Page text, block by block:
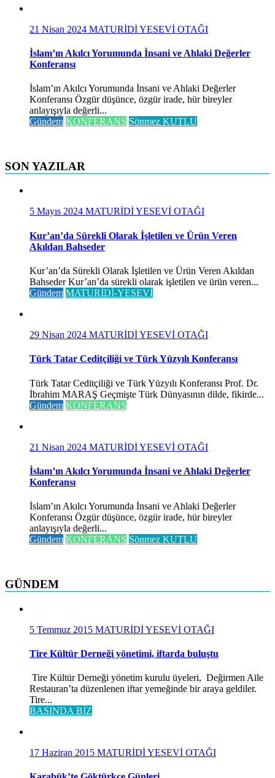
21 Nisan 2024 MATURİDİ YESEVİ OTAĞI
İslam’ın Akılcı Yorumunda İnsani ve Ahlaki Değerler
Konferansı
İslam’ın Akılcı Yorumunda İnsani ve Ahlaki Değerler
Konferansı Özgür düşünce, özgür irade, hür bireyler
anlayışıyla değerli...
Gündem KONFERANS Sönmez KUTLU
SON YAZILAR
5 Mayıs 2024 MATURİDİ YESEVİ OTAĞI
Kur’an’da Sürekli Olarak İşletilen ve Ürün Veren
Akıldan Bahseder
Kur’an’da Sürekli Olarak İşletilen ve Ürün Veren Akıldan
Bahseder Kur’an’da sürekli olarak işletilen ve ürün veren...
Gündem MATURİDİ-YESEVİ
29 Nisan 2024 MATURİDİ YESEVİ OTAĞI
Türk Tatar Ceditçiliği ve Türk Yüzyılı Konferansı
Türk Tatar Ceditçiliği ve Türk Yüzyılı Konferansı Prof. Dr.
İbrahim MARAŞ Geçmişte Türk Dünyasının dilde, fikirde...
Gündem KONFERANS
21 Nisan 2024 MATURİDİ YESEVİ OTAĞI
İslam’ın Akılcı Yorumunda İnsani ve Ahlaki Değerler
Konferansı
İslam’ın Akılcı Yorumunda İnsani ve Ahlaki Değerler
Konferansı Özgür düşünce, özgür irade, hür bireyler
anlayışıyla değerli...
Gündem KONFERANS Sönmez KUTLU
GÜNDEM
5 Temmuz 2015 MATURİDİ YESEVİ OTAĞI
Tire Kültür Derneği yönetimi, iftarda buluştu
Tire Kültür Derneği yönetim kurulu üyeleri, Değirmen Aile
Restauran’ta düzenlenen iftar yemeğinde bir araya geldiler.
Tire...
BASINDA BİZ
17 Haziran 2015 MATURİDİ YESEVİ OTAĞI